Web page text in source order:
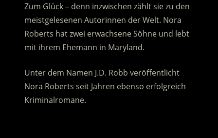
Zum Glück – denn inzwischen zählt sie zu den
meistgelesenen Autorinnen der Welt. Nora
Roberts hat zwei erwachsene Söhne und lebt
mit ihrem Ehemann in Maryland.
Unter dem Namen J.D. Robb veröffentlicht
Nora Roberts seit Jahren ebenso erfolgreich
Kriminalromane.